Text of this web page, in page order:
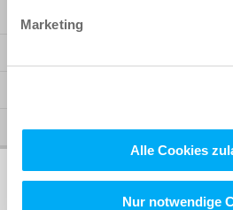
Marketing
Alle Cookies
Nur notwendige
News
SOFiSTiK Group